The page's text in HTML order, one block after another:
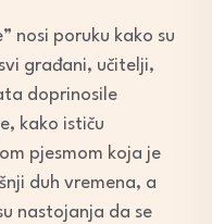
nosi poruku kako su
građani, učitelji,
doprinosile
kako ističu
pjesmom koja je
duh vremena, a
nastojanja da se